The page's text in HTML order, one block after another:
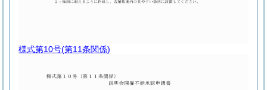
様式第10号(第11条関係)